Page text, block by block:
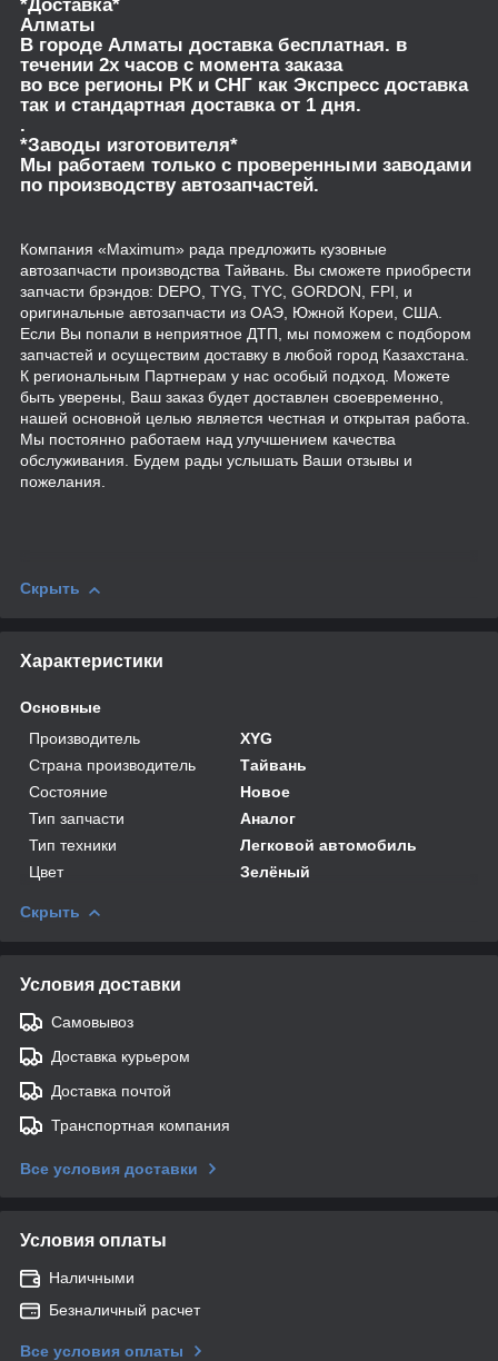
*Доставка*
Алматы
В городе Алматы доставка бесплатная. в
течении 2х часов с момента заказа
во все регионы РК и СНГ как Экспресс доставка
так и стандартная доставка от 1 дня.
.
*Заводы изготовителя*
Мы работаем только с проверенными заводами
по производству автозапчастей.
Компания «Maximum» рада предложить кузовные
автозапчасти производства Тайвань. Вы сможете приобрести
запчасти брэндов: DEPO, TYG, TYC, GORDON, FPI, и
оригинальные автозапчасти из ОАЭ, Южной Кореи, США.
Если Вы попали в неприятное ДТП, мы поможем с подбором
запчастей и осуществим доставку в любой город Казахстана.
К региональным Партнерам у нас особый подход. Можете
быть уверены, Ваш заказ будет доставлен своевременно,
нашей основной целью является честная и открытая работа.
Мы постоянно работаем над улучшением качества
обслуживания. Будем рады услышать Ваши отзывы и
пожелания.
Скрыть
Характеристики
Основные
Производитель
XYG
Страна производитель
Тайвань
Состояние
Новое
Тип запчасти
Аналог
Тип техники
Легковой автомобиль
Цвет
Зелёный
Скрыть
Условия доставки
Самовывоз
Доставка курьером
Доставка почтой
Транспортная компания
Все условия доставки
Условия оплаты
Наличными
Безналичный расчет
Все условия оплаты